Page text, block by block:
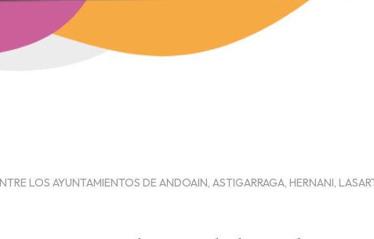
LOS AYUNTAMIENTOS DE ANDOAIN, ASTIGARRAGA, HERNANI,